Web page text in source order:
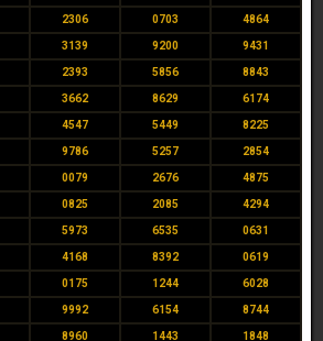
2306 0703 4864
3139 9200 9431
2393 5856 8843
3662 8629 6174
4547 5449 8225
9786 5257 2854
0079 2676 4875
0825 2085 4294
5973 6535 0631
4168 8392 0619
0175 1244 6028
9992 6154 8744
8960 1443 1848